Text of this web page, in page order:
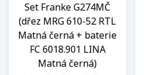
Set Franke G274MČ
(dřez MRG 610-52 RTL
Matná černá + baterie
FC 6018.901 LINA
Matná černá)